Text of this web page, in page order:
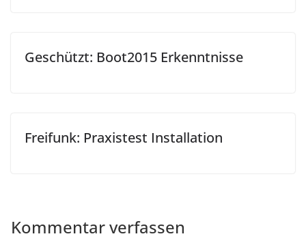
Geschützt: Boot2015 Erkenntnisse
Freifunk: Praxistest Installation
Kommentar verfassen